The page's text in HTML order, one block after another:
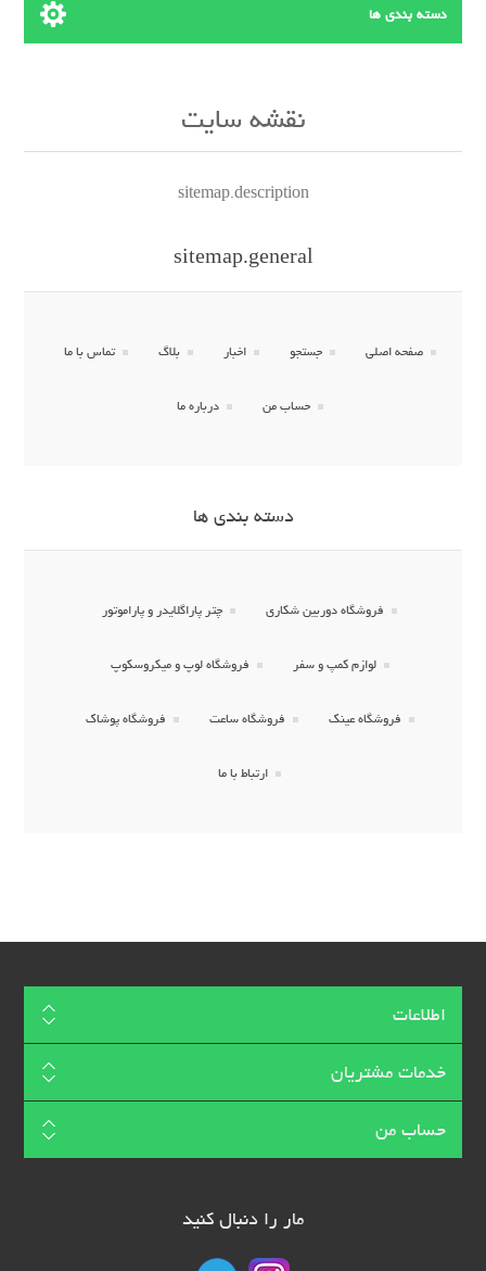
دسته بندی ها
نقشه سایت
sitemap.description
sitemap.general
صفحه اصلی جستجو اخبار بلاگ تماس با ما
حساب من درباره ما
دسته بندی ها
فروشگاه دوربین شکاری چتر پاراگلایدر و پاراموتور
لوازم کمپ و سفر فروشگاه لوپ و میکروسکوپ
فروشگاه عینک فروشگاه ساعت فروشگاه پوشاک
ارتباط با ما
اطلاعات
خدمات مشتریان
حساب من
مار را دنبال کنید